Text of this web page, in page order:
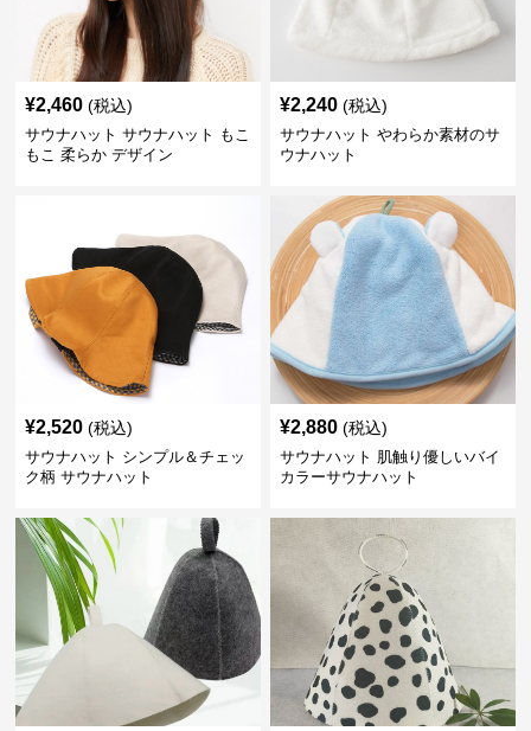
¥2,460 (税込)
サウナハット サウナハット もこ
もこ 柔らか デザイン
¥2,240 (税込)
サウナハット やわらか素材のサ
ウナハット
¥2,520 (税込)
サウナハット シンプル＆チェッ
ク柄 サウナハット
¥2,880 (税込)
サウナハット 肌触り優しいバイ
カラーサウナハット